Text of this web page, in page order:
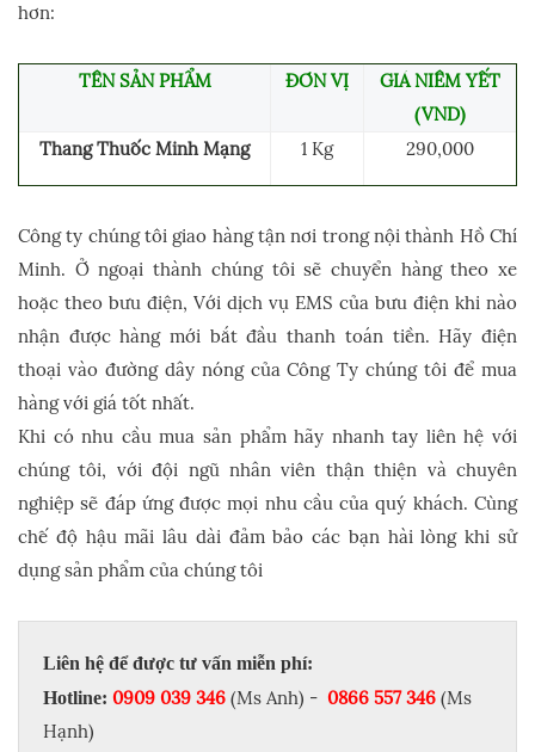
hơn:
TÊN SẢN PHẨM ĐƠN VỊ
GIÁ NIÊM YẾT
(VND)
Thang Thuốc Minh Mạng
1 Kg 290,000
Công ty chúng tôi giao hàng tận nơi trong nội thành Hồ Chí
Minh. Ở ngoại thành chúng tôi sẽ chuyển hàng theo xe
hoặc theo bưu điện, Với dịch vụ EMS của bưu điện khi nào
nhận được hàng mới bắt đầu thanh toán tiền. Hãy điện
thoại vào đường dây nóng của Công Ty chúng tôi để mua
hàng với giá tốt nhất.
Khi có nhu cầu mua sản phẩm hãy nhanh tay liên hệ với
chúng tôi, với đội ngũ nhân viên thận thiện và chuyên
nghiệp sẽ đáp ứng được mọi nhu cầu của quý khách. Cùng
chế độ hậu mãi lâu dài đảm bảo các bạn hài lòng khi sử
dụng sản phẩm của chúng tôi
Liên hệ để được tư vấn miễn phí:
Hotline: 0909 039 346 (Ms Anh) - 0866 557 346 (Ms
Hạnh)